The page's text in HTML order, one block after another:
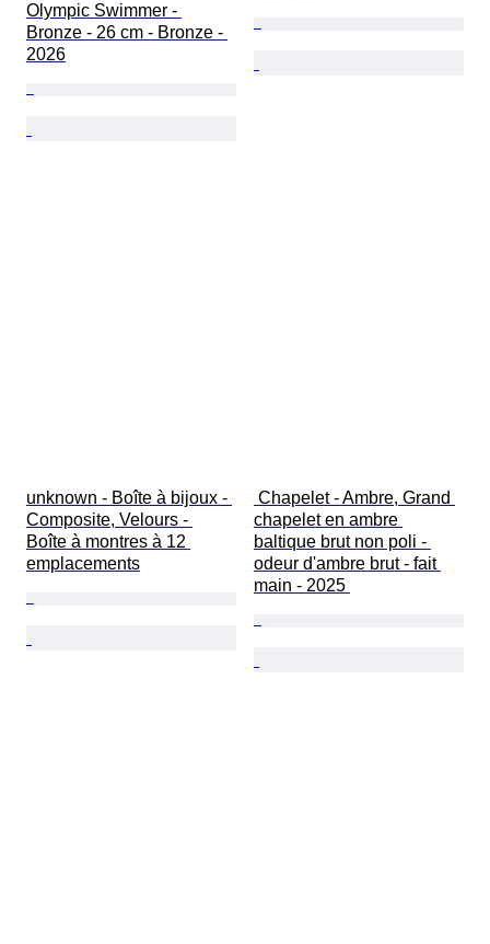
Olympic Swimmer -
Bronze - 26 cm - Bronze -
2026
unknown - Boîte à bijoux -
Composite, Velours -
Boîte à montres à 12
emplacements
chapelet en ambre
baltique brut non poli -
odeur d'ambre brut - fait
main - 2025